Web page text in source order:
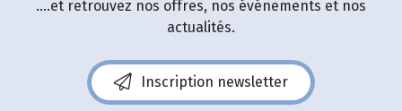
....et retrouvez nos offres, nos événements et nos
actualités.
Inscription newsletter